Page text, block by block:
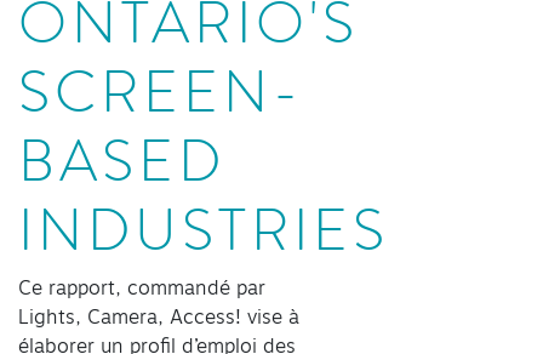
ONTARIO'S
SCREEN-
BASED
INDUSTRIES
Ce rapport, commandé par
Lights, Camera, Access! vise à
élaborer un profil d’emploi des